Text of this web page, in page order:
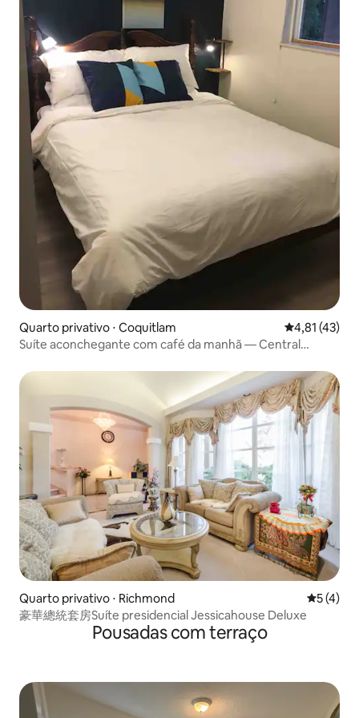
Quarto privativo ⋅ Coquitlam 4,81 de uma
4,81 (43)
Suíte aconchegante com café da manhã — Central
Quarto privativo ⋅ Richmond 5 de
5 (4)
豪華總統套房Suíte presidencial Jessicahouse Deluxe
Pousadas com terraço